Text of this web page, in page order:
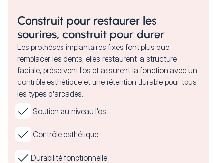
Construit pour restaurer les
sourires, construit pour durer
Les prothèses implantaires fixes font plus que
remplacer les dents, elles restaurent la structure
faciale, préservent l'os et assurent la fonction avec un
contrôle esthétique et une rétention durable pour tous
les types d'arcades.
Soutien au niveau l'os
Contrôle esthétique
Durabilité fonctionnelle